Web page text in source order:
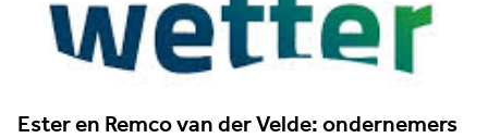
Lees het boek 'Wij zijn ondernemend Leeuwarden'
Wij staan klaar voor ondernemers in onze gemeente
en zijn trots op de grote verscheidenheid van
gebied weten wat er speelt en schakelen snel bij
Ester en Remco van der Velde: ondernemers